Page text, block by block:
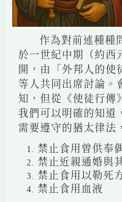
作為對前述種種
於一世紀中期（約西
開，由「外邦人的使
等人共同出席討論。
知，但從《使徒行傳
我們可以明確的知道
需要遵守的猶太律法
禁止食用曾供奉
禁止近親通婚與
禁止食用以勒死
禁止食用血液